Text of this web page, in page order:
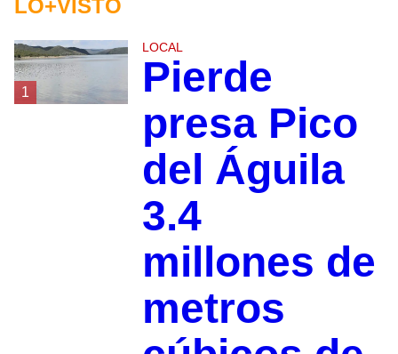
LO+VISTO
1
LOCAL
Pierde
presa Pico
del Águila
3.4
millones de
metros